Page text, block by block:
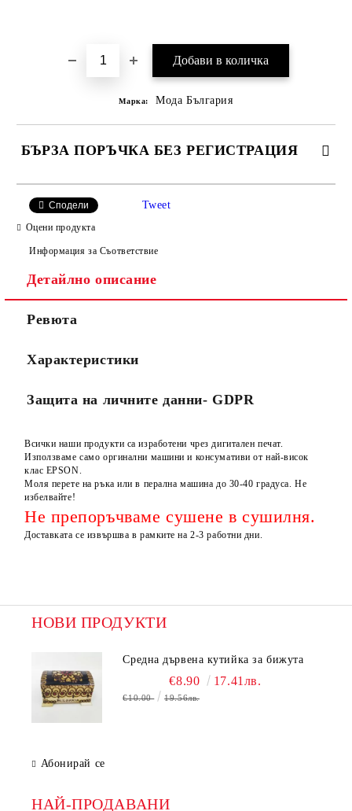
Марка: Мода България
БЪРЗА ПОРЪЧКА БЕЗ РЕГИСТРАЦИЯ
Съгласен съм с
Ние ще се свържем с вас в рамките на работния ден.
Сподели Tweet
Оцени продукта
Информация за Съответствие
Детайлно описание
Ревюта
Характеристики
Защита на личните данни- GDPR
Всички наши продукти са изработени чрез дигитален печат.
Използваме само оргинални машини и консумативи от най-висок
клас EPSON.
Моля перете на ръка или в перална машина до 30-40 градуса. Не
избелвайте!
Не препоръчваме сушене в сушилня.
Доставката се извършва в рамките на 2-3 работни дни.
НОВИ ПРОДУКТИ
Средна дървена кутийка за бижута
€8.90 17.41лв.
€10.00 19.56лв.
Абонирай се
НАЙ-ПРОДАВАНИ